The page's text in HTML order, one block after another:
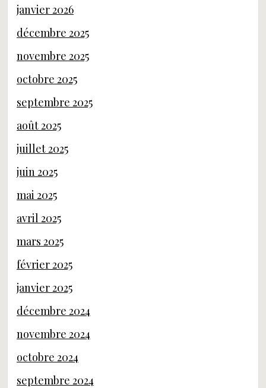
janvier 2026
décembre 2025
novembre 2025
octobre 2025
septembre 2025
août 2025
juillet 2025
juin 2025
mai 2025
avril 2025
mars 2025
février 2025
janvier 2025
décembre 2024
novembre 2024
octobre 2024
septembre 2024